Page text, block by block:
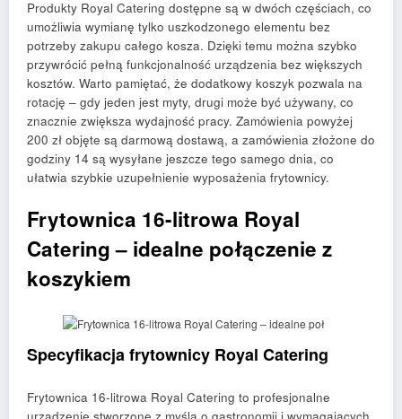
Produkty Royal Catering dostępne są w dwóch częściach, co
umożliwia wymianę tylko uszkodzonego elementu bez
potrzeby zakupu całego kosza. Dzięki temu można szybko
przywrócić pełną funkcjonalność urządzenia bez większych
kosztów. Warto pamiętać, że dodatkowy koszyk pozwala na
rotację – gdy jeden jest myty, drugi może być używany, co
znacznie zwiększa wydajność pracy. Zamówienia powyżej
200 zł objęte są darmową dostawą, a zamówienia złożone do
godziny 14 są wysyłane jeszcze tego samego dnia, co
ułatwia szybkie uzupełnienie wyposażenia frytownicy.
Frytownica 16-litrowa Royal
Catering – idealne połączenie z
koszykiem
Specyfikacja frytownicy Royal Catering
Frytownica 16-litrowa Royal Catering to profesjonalne